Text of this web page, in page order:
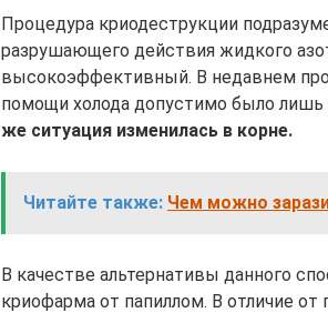
Процедура криодеструкции
разрушающего действия жидкого
высокоэффективный. В недавнем
помощи холода допустимо было лишь
же ситуация изменилась в корне.
Читайте также: Чем можно
В качестве альтернативы данного
криофарма от папиллом. В отличие